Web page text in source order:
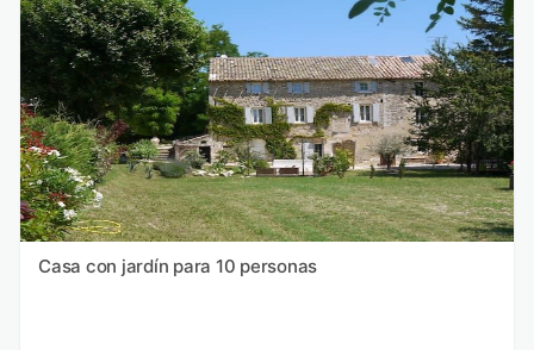
Casa con jardín para 10 personas